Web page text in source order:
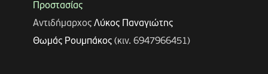
Προστασίας
Αντιδήμαρχος Λύκος Παναγιώτης
Θωμάς Ρουμπάκος(κιν. 6947966451)